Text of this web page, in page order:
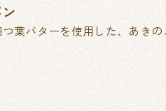
葉バターを使用した、あき